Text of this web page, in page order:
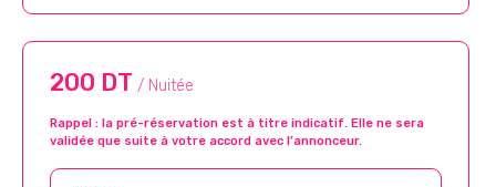
200 DT / Nuitée
Rappel : la pré-réservation est à titre indicatif. Elle ne sera
validée que suite à votre accord avec l’annonceur.